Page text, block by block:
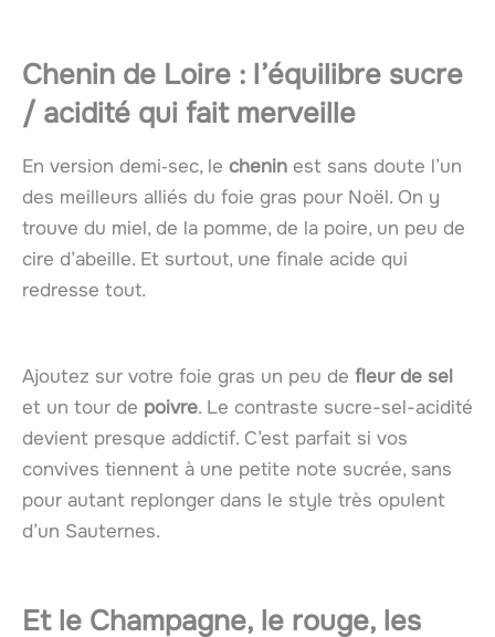
Chenin de Loire : l’équilibre sucre
/ acidité qui fait merveille
En version demi‑sec, le chenin est sans doute l’un
des meilleurs alliés du foie gras pour Noël. On y
trouve du miel, de la pomme, de la poire, un peu de
cire d’abeille. Et surtout, une finale acide qui
redresse tout.
Ajoutez sur votre foie gras un peu de fleur de sel
et un tour de poivre. Le contraste sucre-sel-acidité
devient presque addictif. C’est parfait si vos
convives tiennent à une petite note sucrée, sans
pour autant replonger dans le style très opulent
d’un Sauternes.
Et le Champagne, le rouge, les